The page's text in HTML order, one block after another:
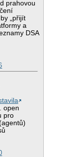
prahovou
„přijít
a
DSA
open
pro